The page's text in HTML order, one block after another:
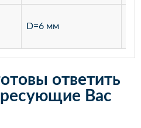
D=6 мм
ответить
Вас